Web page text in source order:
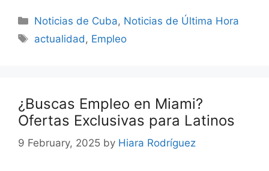
Categories
Noticias de Cuba, Noticias de Última Hora
Tags
actualidad , Empleo
¿Buscas Empleo en Miami?
Ofertas Exclusivas para Latinos
9 February, 2025 by Hiara Rodríguez